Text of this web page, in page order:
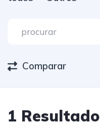
Comparar
1 Resultado